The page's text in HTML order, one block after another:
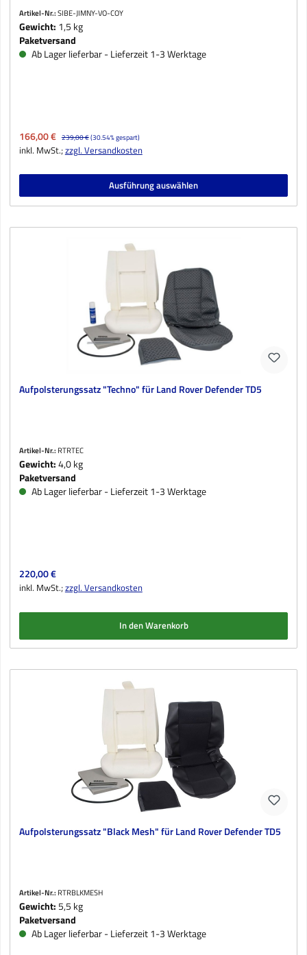
Artikel-Nr.:SIBE-JIMNY-VO-COY
Gewicht: 1,5 kg
Paketversand
Ab Lager lieferbar - Lieferzeit 1-3 Werktage
Verkaufspreis:
166,00 € Regulärer Preis:
239,00 €(30.54% gespart)
inkl. MwSt.;zzgl. Versandkosten
Ausführung auswählen
Aufpolsterungssatz "Techno" für Land Rover Defender TD5
Artikel-Nr.: RTRTEC
Gewicht:4,0 kg
Paketversand
Ab Lager lieferbar - Lieferzeit 1-3 Werktage
Regulärer Preis:
220,00 €
inkl. MwSt.;zzgl. Versandkosten
In den Warenkorb
Aufpolsterungssatz "Black Mesh" für Land Rover Defender TD5
Artikel-Nr.: RTRBLKMESH
Gewicht: 5,5 kg
Paketversand
Ab Lager lieferbar - Lieferzeit 1-3 Werktage